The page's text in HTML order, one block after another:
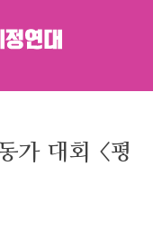
가 대회 <평